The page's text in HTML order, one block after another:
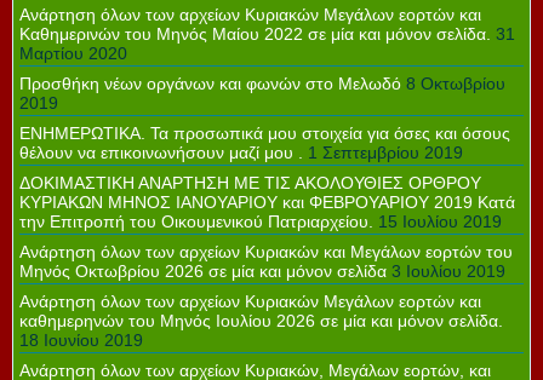
Ανάρτηση όλων των αρχείων Κυριακών Μεγάλων εορτών και
Καθημερινών του Μηνός Μαίου 2022 σε μία και μόνον σελίδα. 31
Μαρτίου 2020
Προσθήκη νέων οργάνων και φωνών στο Μελωδό 8 Οκτωβρίου
2019
ΕΝΗΜΕΡΩΤΙΚΑ. Τα προσωπικά μου στοιχεία για όσες και όσους
θέλουν να επικοινωνήσουν μαζί μου .
1 Σεπτεμβρίου 2019
ΔΟΚΙΜΑΣΤΙΚΗ ΑΝΑΡΤΗΣΗ ΜΕ ΤΙΣ ΑΚΟΛΟΥΘΙΕΣ ΟΡΘΡΟΥ
ΚΥΡΙΑΚΩΝ ΜΗΝΟΣ ΙΑΝΟΥΑΡΙΟΥ και ΦΕΒΡΟΥΑΡΙΟΥ 2019 Κατά
την Επιτροπή του Οικουμενικού Πατριαρχείου.
15 Ιουλίου 2019
Ανάρτηση όλων των αρχείων Κυριακών και Μεγάλων εορτών του
Μηνός Οκτωβρίου 2026 σε μία και μόνον σελίδα 3 Ιουλίου 2019
Ανάρτηση όλων των αρχείων Κυριακών Μεγάλων εορτών και
καθημερηνών του Μηνός Ιουλίου 2026 σε μία και μόνον σελίδα.
18 Ιουνίου 2019
Ανάρτηση όλων των αρχείων Κυριακών, Μεγάλων εορτών, και